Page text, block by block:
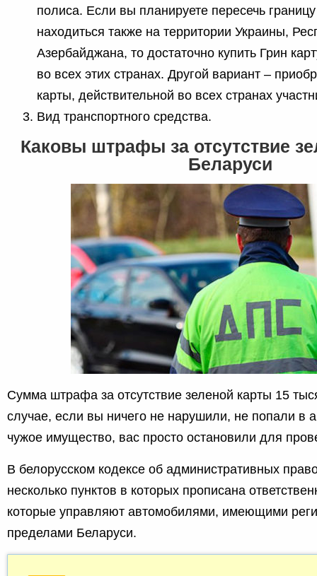
полиса. Если вы планируете пересечь
находиться также на территории Украины,
Азербайджана, то достаточно купить Грин
во всех этих странах. Другой вариант –
карты, действительной во всех странах
Вид транспортного средства.
Каковы штрафы за отсутствие
Беларуси
Сумма штрафа за отсутствие зеленой карты 15
случае, если вы ничего не нарушили, не попали в
чужое имущество, вас просто остановили для
В белорусском кодексе об административных
несколько пунктов в которых прописана
которые управляют автомобилями, имеющими
пределами Беларуси.